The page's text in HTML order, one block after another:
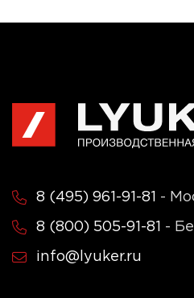
8 (495) 961-91-81 -
8 (800) 505-91-81 -
info@lyuker.ru